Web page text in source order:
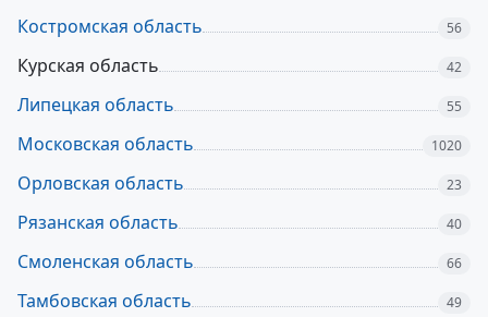
Костромская область 56
Курская область 42
Липецкая область 55
Московская область 1020
Орловская область 23
Рязанская область 40
Смоленская область 66
Тамбовская область 49